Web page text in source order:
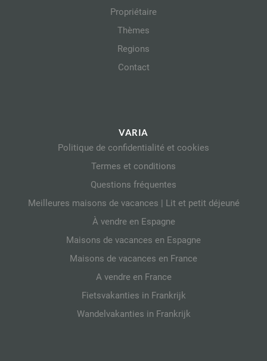
Propriétaire
Thèmes
Regions
Contact
VARIA
Politique de confidentialité et cookies
Termes et conditions
Questions fréquentes
Meilleures maisons de vacances | Lit et petit déjeuné
À vendre en Espagne
Maisons de vacances en Espagne
Maisons de vacances en France
A vendre en France
Fietsvakanties in Frankrijk
Wandelvakanties in Frankrijk